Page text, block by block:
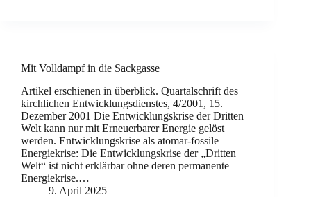
Mit Volldampf in die Sackgasse
Artikel erschienen in überblick. Quartalschrift des
kirchlichen Entwicklungsdienstes, 4/2001, 15.
Dezember 2001 Die Entwicklungskrise der Dritten
Welt kann nur mit Erneuerbarer Energie gelöst
werden. Entwicklungskrise als atomar-fossile
Energiekrise: Die Entwicklungskrise der „Dritten
Welt“ ist nicht erklärbar ohne deren permanente
Energiekrise.…
9. April 2025